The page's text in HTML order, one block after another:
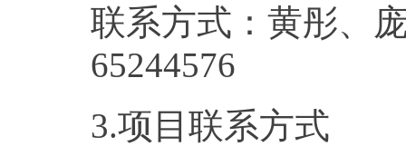
联系方式：黄彤、
3.项目联系方式